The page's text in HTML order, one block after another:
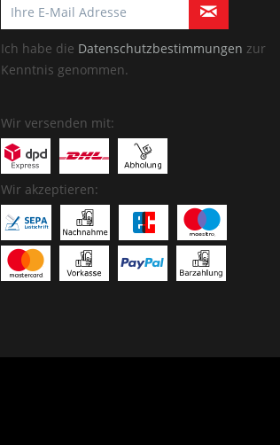
Ich habe die Datenschutzbestimmungen zur
Kenntnis genommen.
Wir versenden mit:
Wir akzeptieren: